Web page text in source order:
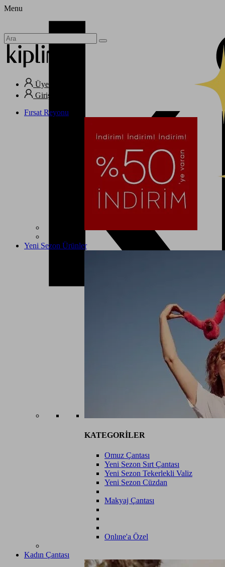
Menu
Üye Ol
Giriş Yap
Fırsat Reyonu
Yeni Sezon Ürünler
KATEGORİLER
Omuz Çantası
Yeni Sezon Sırt Çantası
Yeni Sezon Tekerlekli Valiz
Yeni Sezon Cüzdan
Makyaj Çantası
Onlıne'a Özel
Kadın Çantası